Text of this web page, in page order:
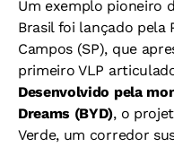
Um exemplo pioneiro
Brasil foi lançado pela
Campos (SP), que
primeiro VLP
Desenvolvido pela
Dreams (BYD), o
Verde, um corredor